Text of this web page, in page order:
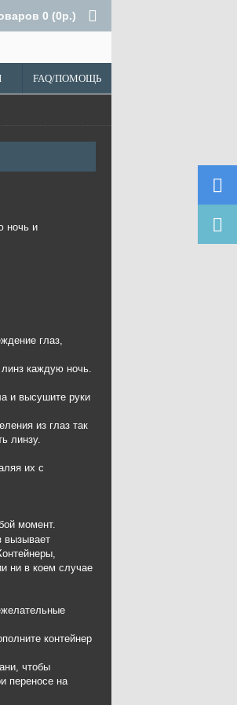
0 (0р.)
FAQ/ПОМОЩЬ
ночь и
глаз,
линз каждую ночь.
и высушите руки
из глаз так
линзу.
их с
момент.
вызывает
ни в коем случае
контейнер
чтобы
переносе на